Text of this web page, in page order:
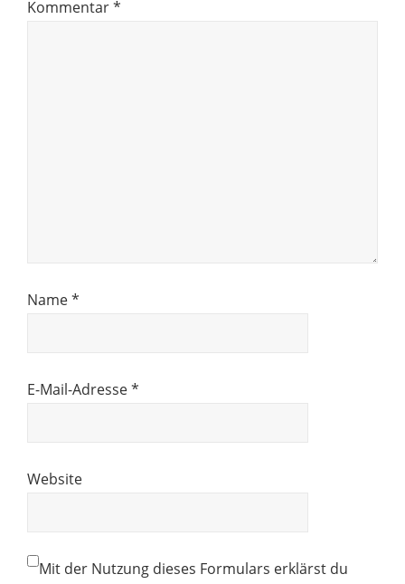
Kommentar*
Name*
E-Mail-Adresse*
Website
Mit der Nutzung dieses Formulars erklärst du